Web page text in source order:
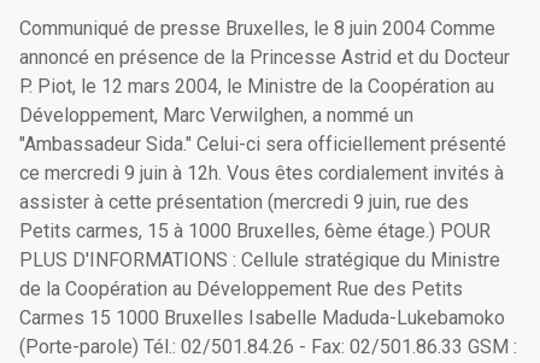
Communiqué de presse Bruxelles, le 8 juin 2004 Comme
annoncé en présence de la Princesse Astrid et du Docteur
P. Piot, le 12 mars 2004, le Ministre de la Coopération au
Développement, Marc Verwilghen, a nommé un
"Ambassadeur Sida." Celui-ci sera officiellement présenté
ce mercredi 9 juin à 12h. Vous êtes cordialement invités à
assister à cette présentation (mercredi 9 juin, rue des
Petits carmes, 15 à 1000 Bruxelles, 6ème étage.) POUR
PLUS D'INFORMATIONS : Cellule stratégique du Ministre
de la Coopération au Développement Rue des Petits
Carmes 15 1000 Bruxelles Isabelle Maduda-Lukebamoko
(Porte-parole) Tél.: 02/501.84.26 - Fax: 02/501.86.33 GSM :